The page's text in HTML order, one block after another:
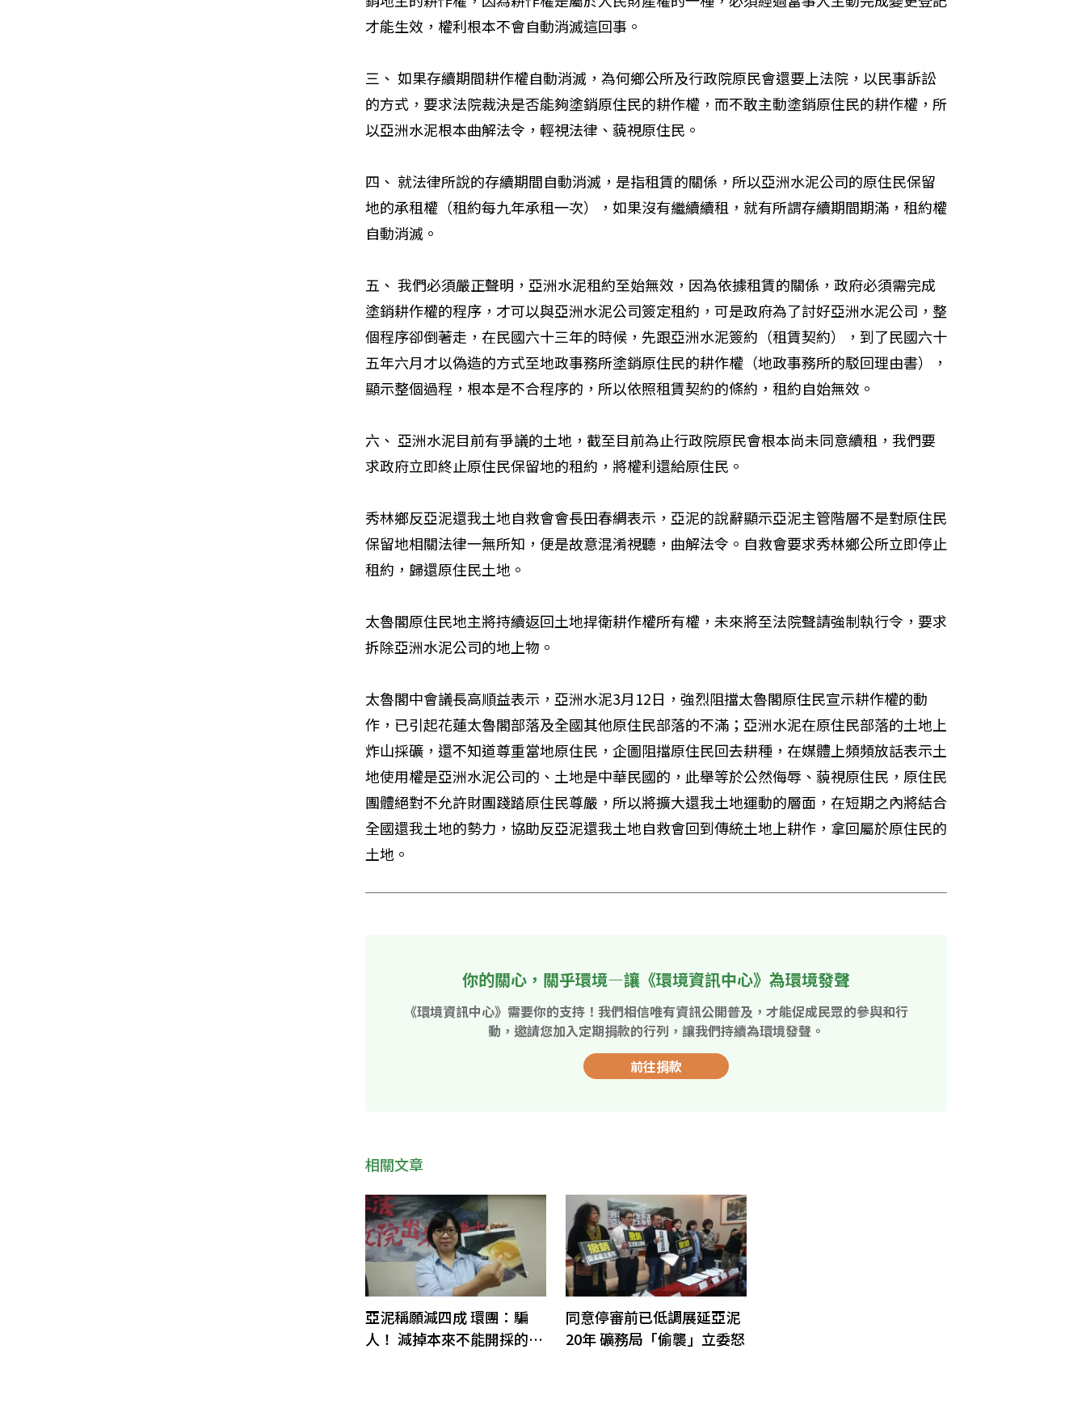
才能生效，權利根本不會自動消滅這回事。
三、 如果存續期間耕作權自動消滅，為何鄉公所及行政院原民會還要上法院，以民事訴訟
的方式，要求法院裁決是否能夠塗銷原住民的耕作權，而不敢主動塗銷原住民的耕作權，所
以亞洲水泥根本曲解法令，輕視法律、藐視原住民。
四、 就法律所說的存續期間自動消滅，是指租賃的關係，所以亞洲水泥公司的原住民保留
地的承租權（租約每九年承租一次），如果沒有繼續續租，就有所謂存續期間期滿，租約權
自動消滅。
五、 我們必須嚴正聲明，亞洲水泥租約至始無效，因為依據租賃的關係，政府必須需完成
塗銷耕作權的程序，才可以與亞洲水泥公司簽定租約，可是政府為了討好亞洲水泥公司，整
個程序卻倒著走，在民國六十三年的時候，先跟亞洲水泥簽約（租賃契約），到了民國六十
五年六月才以偽造的方式至地政事務所塗銷原住民的耕作權（地政事務所的駁回理由書），
顯示整個過程，根本是不合程序的，所以依照租賃契約的條約，租約自始無效。
六、 亞洲水泥目前有爭議的土地，截至目前為止行政院原民會根本尚未同意續租，我們要
求政府立即終止原住民保留地的租約，將權利還給原住民。
秀林鄉反亞泥還我土地自救會會長田春綢表示，亞泥的說辭顯示亞泥主管階層不是對原住民
保留地相關法律一無所知，便是故意混淆視聽，曲解法令。自救會要求秀林鄉公所立即停止
租約，歸還原住民土地。
太魯閣原住民地主將持續返回土地捍衛耕作權所有權，未來將至法院聲請強制執行令，要求
拆除亞洲水泥公司的地上物。
太魯閣中會議長高順益表示，亞洲水泥3月12日，強烈阻擋太魯閣原住民宣示耕作權的動
作，已引起花蓮太魯閣部落及全國其他原住民部落的不滿；亞洲水泥在原住民部落的土地上
炸山採礦，還不知道尊重當地原住民，企圖阻擋原住民回去耕種，在媒體上頻頻放話表示土
地使用權是亞洲水泥公司的、土地是中華民國的，此舉等於公然侮辱、藐視原住民，原住民
團體絕對不允許財團踐踏原住民尊嚴，所以將擴大還我土地運動的層面，在短期之內將結合
全國還我土地的勢力，協助反亞泥還我土地自救會回到傳統土地上耕作，拿回屬於原住民的
土地。
你的關心，關乎環境—讓《環境資訊中心》為環境發聲
《環境資訊中心》需要你的支持！我們相信唯有資訊公開普及，才能促成民眾的參與和行
動，邀請您加入定期捐款的行列，讓我們持續為環境發聲。
前往捐款
相關文章
亞泥稱願減四成 環團：騙
人！ 減掉本來不能開採的蛋
同意停審前已低調展延亞泥
20年 礦務局「偷襲」立委怒